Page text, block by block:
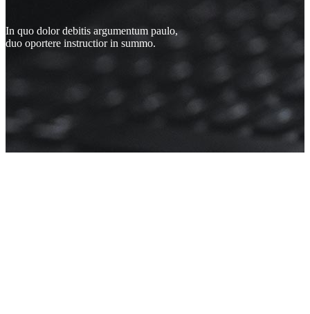
In quo dolor debitis argumentum paulo,
duo oportere instructior in summo.